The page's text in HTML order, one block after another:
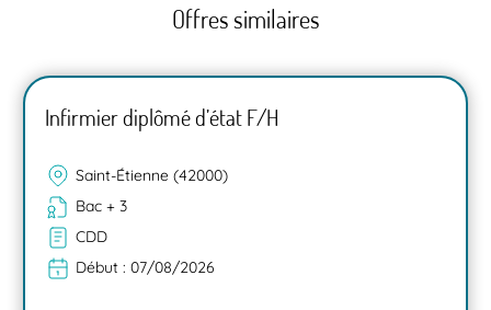
Offres similaires
Infirmier diplômé d’état F/H
Saint-Étienne (42000)
Bac + 3
CDD
Début : 07/08/2026